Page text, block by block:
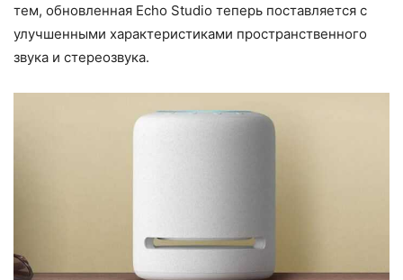
тем, обновленная Echo Studio теперь поставляется с
улучшенными характеристиками пространственного
звука и стереозвука.